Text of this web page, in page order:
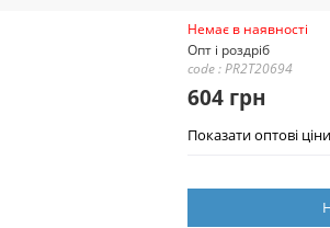
Немає в наявності
Опт і роздріб
code : PR2T20694
604 грн
Показати оптові ціни